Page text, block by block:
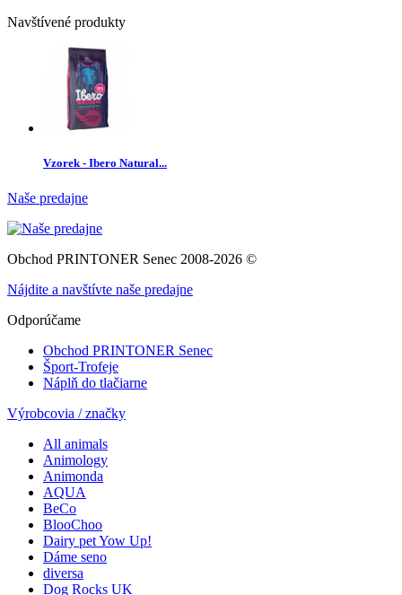
Navštívené produkty
Vzorek - Ibero Natural...
Naše predajne
Obchod PRINTONER Senec 2008-2026 ©
Nájdite a navštívte naše predajne
Odporúčame
Obchod PRINTONER Senec
Šport-Trofeje
Náplň do tlačiarne
Výrobcovia / značky
All animals
Animology
Animonda
AQUA
BeCo
BlooChoo
Dairy pet Yow Up!
Dáme seno
diversa
Dog Rocks UK